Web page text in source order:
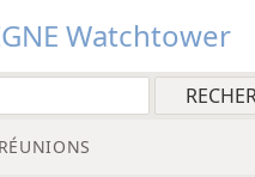
Watchtower
RÉUNIONS